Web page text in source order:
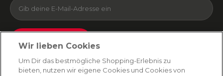
Absenden
Du kannst dich jederzeit von unserem Newsletter abmelden. Indem du fortfährst, stimmst
du unseren E-Mail-Bedingungenund Datenschutzbestimmungen zu
Wir lieben Cookies
Um Dir das bestmögliche Shopping-Erlebnis zu
bieten, nutzen wir eigene Cookies und Cookies von